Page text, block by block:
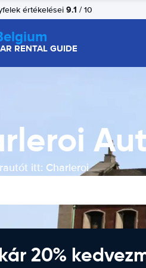
értékelései 9.1 / 10
RENTAL GUIDE
itt: Charleroi
20%